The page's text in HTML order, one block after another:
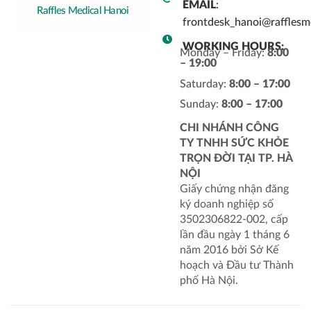
Raffles Medical Hanoi
EMAIL:
WORKING HOURS:
Monday – Friday:8:00
– 19:00
Saturday: 8:00 – 17:00
Sunday: 8:00 – 17:00
CHI NHÁNH CÔNG
TY TNHH SỨC KHỎE
TRỌN ĐỜI TẠI TP. HÀ
NỘI
Giấy chứng nhận đăng
ký doanh nghiệp số
3502306822-002, cấp
lần đầu ngày 1 tháng 6
năm 2016 bởi Sở Kế
hoạch và Đầu tư Thành
phố Hà Nội.